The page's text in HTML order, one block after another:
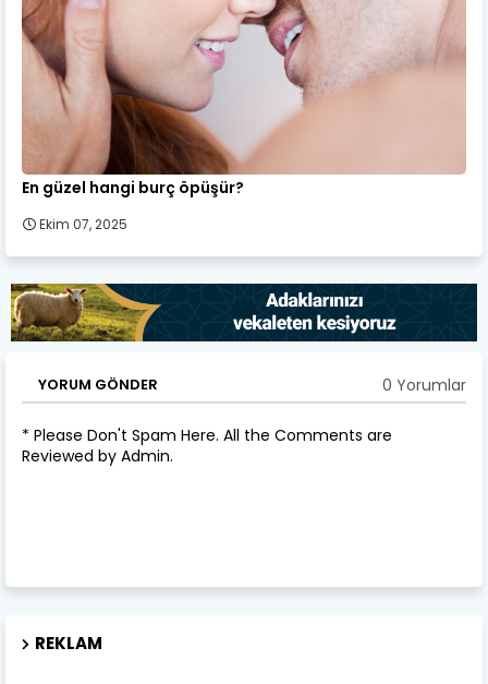
En güzel hangi burç öpüşür?
Ekim 07, 2025
YORUM GÖNDER 0 Yorumlar
* Please Don't Spam Here. All the Comments are
Reviewed by Admin.
REKLAM